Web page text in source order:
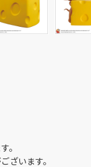
。
ざいます。